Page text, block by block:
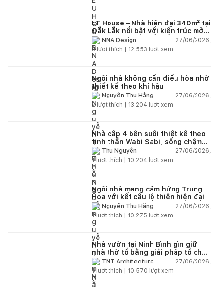
LT House – Nhà hiện đại 340m² tại
Đắk Lắk nổi bật với kiến trúc mở
và hệ sân vườn kết nối thiên
nhiên
NNA Design
27/06/2026,
3lượt thích | 12.553 lượt xem
Ngôi nhà không cần điều hòa nhờ
thiết kế theo khí hậu
Nguyễn Thu Hằng
27/06/2026,
2lượt thích | 13.204 lượt xem
Nhà cấp 4 bên suối thiết kế theo
tinh thần Wabi Sabi, sống chậm
giữa thiên nhiên
Thu Nguyễn
27/06/2026,
1lượt thích | 10.204 lượt xem
Ngôi nhà mang cảm hứng Trung
Hoa với kết cấu lộ thiên hiện đại
Nguyễn Thu Hằng
27/06/2026,
1lượt thích | 10.275 lượt xem
Nhà vườn tại Ninh Bình gìn giữ
nhà thờ tổ bằng giải pháp tổ chức
lại không gian
TNT Architecture
27/06/2026,
1lượt thích | 10.570 lượt xem